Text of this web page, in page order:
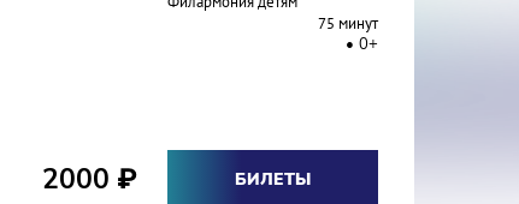
2000 ₽
75 минут
0+
БИЛЕТЫ